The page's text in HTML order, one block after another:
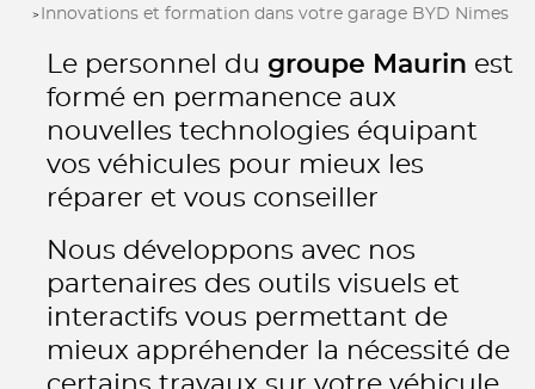
Innovations et formation dans votre garage BYD Nimes
Le personnel du groupe Maurin est
formé en permanence aux
nouvelles technologies équipant
vos véhicules pour mieux les
réparer et vous conseiller
Nous développons avec nos
partenaires des outils visuels et
interactifs vous permettant de
mieux appréhender la nécessité de